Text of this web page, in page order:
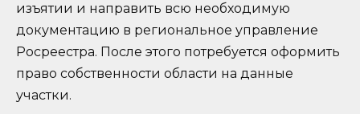
изъятии и направить всю необходимую
документацию в региональное управление
Росреестра. После этого потребуется оформить
право собственности области на данные
участки.